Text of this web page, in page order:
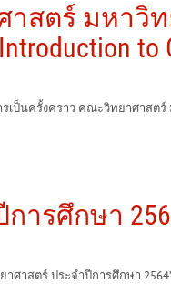
าสตร์ มหาวิ
to
นครั้งคราว คณะวิทยาศาสต
ารศึกษา
ตร์ ประจำปีการศึกษา 2564”